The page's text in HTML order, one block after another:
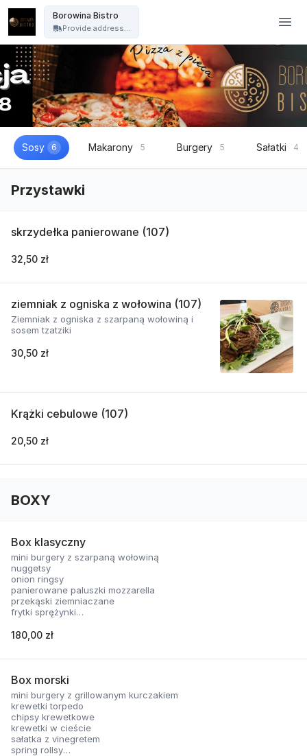
Borowina Bistro
Provide address...
Sosy 6 Makarony 5 Burgery 5 Sałatki 4
Przystawki
skrzydełka panierowane (107)
32,50 zł
ziemniak z ogniska z wołowina (107)
Ziemniak z ogniska z szarpaną wołowiną i
sosem tzatziki
30,50 zł
Krążki cebulowe (107)
20,50 zł
BOXY
Box klasyczny
mini burgery z szarpaną wołowiną
nuggetsy
onion ringsy
panierowane paluszki mozzarella
przekąski ziemniaczane
frytki sprężynki
skrzydełka panierowane
180,00 zł
Box morski
mini burgery z grillowanym kurczakiem
krewetki torpedo
chipsy krewetkowe
krewetki w cieście
sałatka z vinegretem
spring rollsy